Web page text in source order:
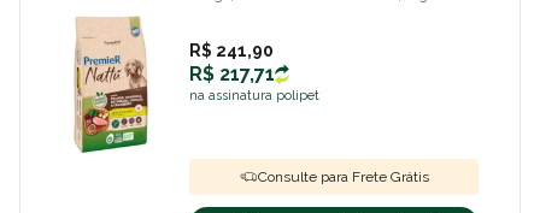
R$ 241,90
R$ 217,71
na assinatura polipet
Consulte para Frete Grátis